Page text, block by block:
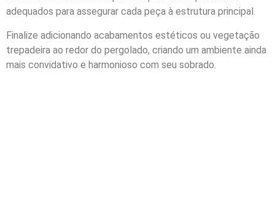
adequados para assegurar cada peça à estrutura principal.
Finalize adicionando acabamentos estéticos ou vegetação
trepadeira ao redor do pergolado, criando um ambiente ainda
mais convidativo e harmonioso com seu sobrado.